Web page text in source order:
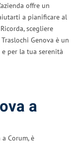
offre un
a pianificare al
scegliere
Genova è un
per la tua serenità
a
Corum, è